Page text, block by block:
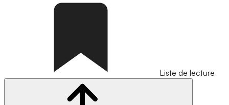
Liste de lecture